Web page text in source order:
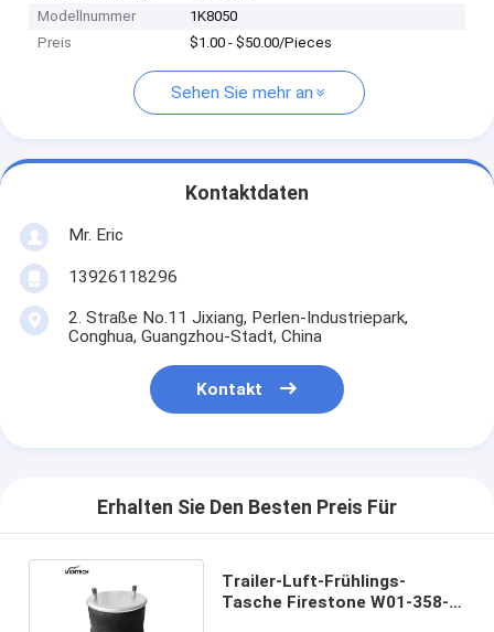
Modellnummer
1K8050
Preis
$1.00 - $50.00/Pieces
Sehen Sie mehr an
Kontaktdaten
Mr. Eric
13926118296
2. Straße No.11 Jixiang, Perlen-Industriepark,
Conghua, Guangzhou-Stadt, China
Kontakt
Erhalten Sie Den Besten Preis Für
Trailer-Luft-Frühlings-
Tasche Firestone W01-358-